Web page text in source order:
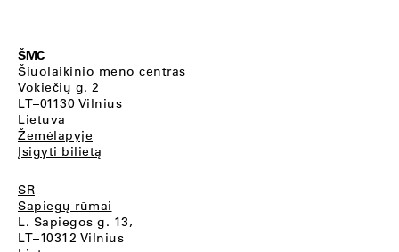
ŠMC
Šiuolaikinio meno centras
Vokiečių g. 2
LT–01130 Vilnius
Lietuva
Žemėlapyje
Įsigyti bilietą
SR
Sapiegų rūmai
L. Sapiegos g. 13,
LT–10312 Vilnius